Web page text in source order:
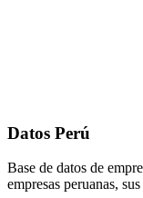
Datos Perú
Base de datos de
empresas peruanas,